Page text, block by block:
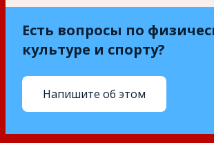
Есть вопросы по
культуре и спорту?
Напишите об этом